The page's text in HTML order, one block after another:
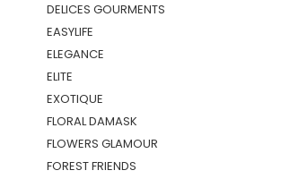
DELICES GOURMENTS
EASYLIFE
ELEGANCE
ELITE
EXOTIQUE
FLORAL DAMASK
FLOWERS GLAMOUR
FOREST FRIENDS